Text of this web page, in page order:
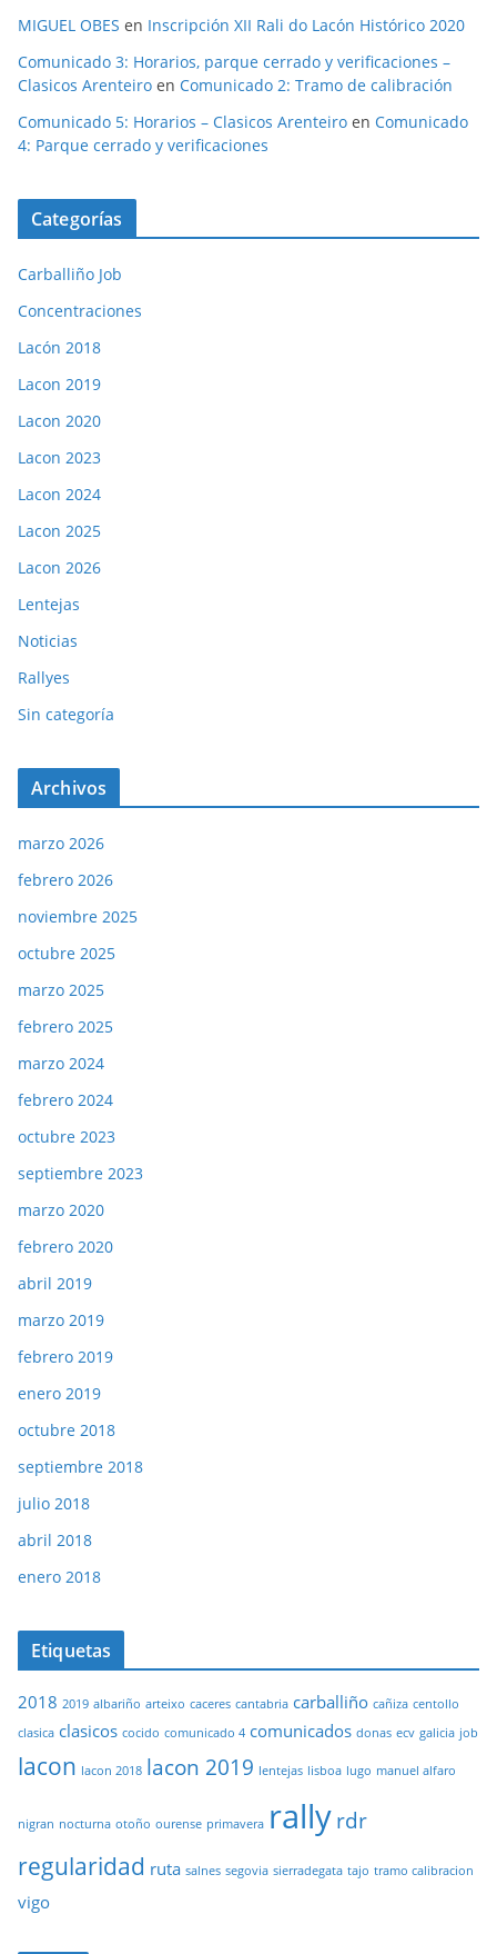
MIGUEL OBES en Inscripción XII Rali do Lacón Histórico 2020
Comunicado 3: Horarios, parque cerrado y verificaciones –
Clasicos Arenteiro en Comunicado 2: Tramo de calibración
Comunicado 5: Horarios – Clasicos Arenteiro en Comunicado
4: Parque cerrado y verificaciones
Categorías
Carballiño Job
Concentraciones
Lacón 2018
Lacon 2019
Lacon 2020
Lacon 2023
Lacon 2024
Lacon 2025
Lacon 2026
Lentejas
Noticias
Rallyes
Sin categoría
Archivos
marzo 2026
febrero 2026
noviembre 2025
octubre 2025
marzo 2025
febrero 2025
marzo 2024
febrero 2024
octubre 2023
septiembre 2023
marzo 2020
febrero 2020
abril 2019
marzo 2019
febrero 2019
enero 2019
octubre 2018
septiembre 2018
julio 2018
abril 2018
enero 2018
Etiquetas
2018 2019 albariño arteixo caceres cantabria carballiño cañiza centollo
clasica clasicos cocido comunicado 4 comunicados donas ecv galicia job
lacon lacon 2018 lacon 2019 lentejas lisboa lugo manuel alfaro
nigran nocturna otoño ourense primavera rallyrdr
regularidad ruta salnes segovia sierradegata tajo tramo calibracion
vigo